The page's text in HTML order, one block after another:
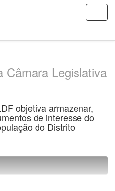
Câmara Legislativa
objetiva armazenar,
de interesse do
do Distrito